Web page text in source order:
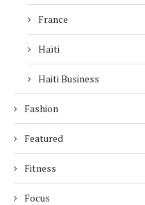
France
Haïti
Haiti Business
Fashion
Featured
Fitness
Focus